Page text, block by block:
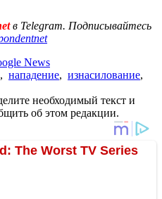
в Telegram. Подписывайтесь
News
, нападение, изнасилование,
необходимый текст и
об этом редакции.